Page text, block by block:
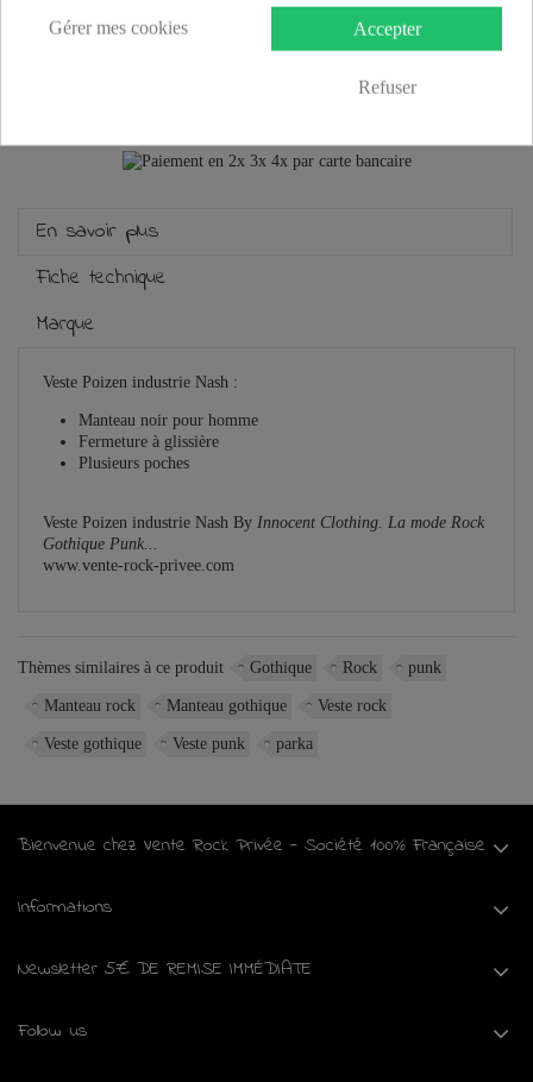
et la livraison est offerte !
En savoir plus
Fiche technique
Marque
Veste Poizen industrie Nash :
Manteau noir pour homme
Fermeture à glissière
Plusieurs poches
Veste Poizen industrie Nash By Innocent Clothing. La mode Rock
Gothique Punk...
www.vente-rock-privee.com
Thèmes similaires à ce produit Gothique Rock punk
Manteau rock Manteau gothique Veste rock
Veste gothique Veste punk parka
Bienvenue chez Vente Rock Privée - Société 100% Française
Informations
Newsletter 5€ DE REMISE IMMÉDIATE
Follow us
Accepter
Refuser
Gérer mes cookies